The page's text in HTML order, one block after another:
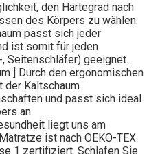
den Härtegrad nach
des Körpers zu wählen.
passt sich jeder
ist somit für jeden
Seitenschläfer) geeignet.
] Durch den ergonomischen
der Kaltschaum
und passt sich ideal
an.
liegt uns am
ist nach OEKO-TEX
1 zertifiziert. Schlafen Sie